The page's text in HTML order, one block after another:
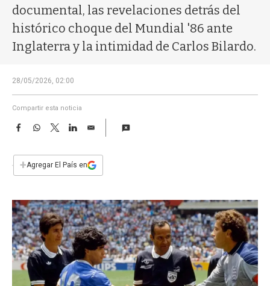
documental, las revelaciones detrás del
histórico choque del Mundial '86 ante
Inglaterra y la intimidad de Carlos Bilardo.
28/05/2026, 02:00
Compartir esta noticia
F
e
b
k
W
s
p
T
w
t
L
n
E
i
l
+Agregar El País en